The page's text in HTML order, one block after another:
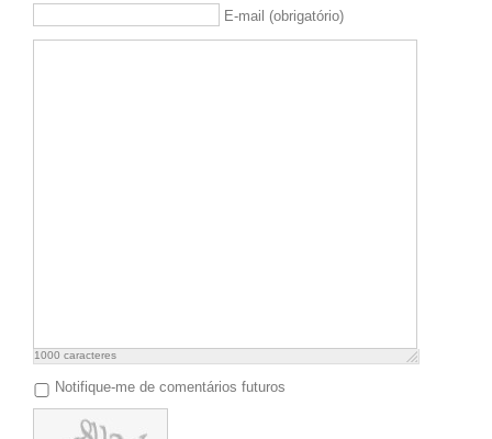
E-mail (obrigatório)
1000 caracteres
Notifique-me de comentários futuros